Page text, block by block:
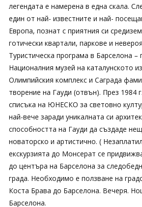
легендата е намерена в една скала.
един от най- известните и най-
Европа, познат с приятния си
готически квартали, паркове и
Туристическа програма в Барселона –
Националния музей на каталунското
Олимпийския комплекс и Саграда
творение на Гауди (отвън). През 1984
списъка на ЮНЕСКО за световно
най-вече заради уникалната си
способността на Гауди да създаде
новаторско и артистично. (
екскурзията до Монсерат се
до центъра на Барселона за
града. Необходимо е ползване на
Коста Брава до Барселона. Вечеря.
Барселона.